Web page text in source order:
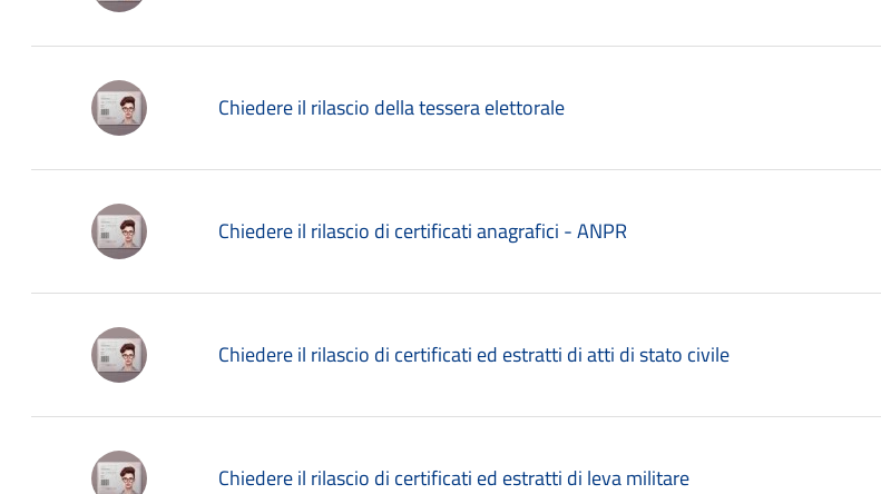
Chiedere il rilascio della tessera elettorale
Chiedere il rilascio di certificati anagrafici - ANPR
Chiedere il rilascio di certificati ed estratti di atti di stato civile
Chiedere il rilascio di certificati ed estratti di leva militare